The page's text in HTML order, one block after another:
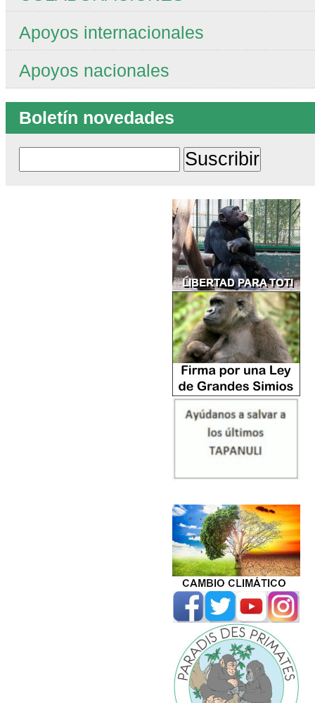
Apoyos internacionales
Apoyos nacionales
Boletín novedades